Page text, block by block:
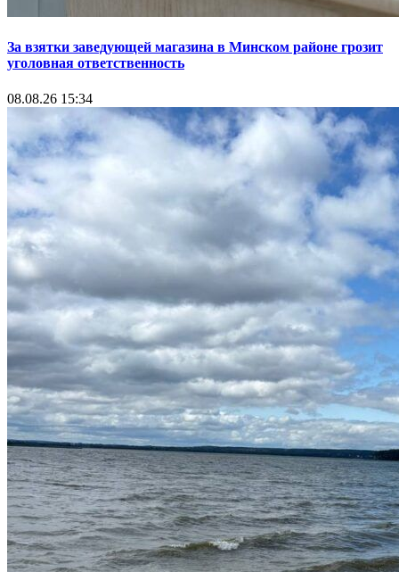
За взятки заведующей магазина в Минском районе грозит
уголовная ответственность
08.08.26 15:34